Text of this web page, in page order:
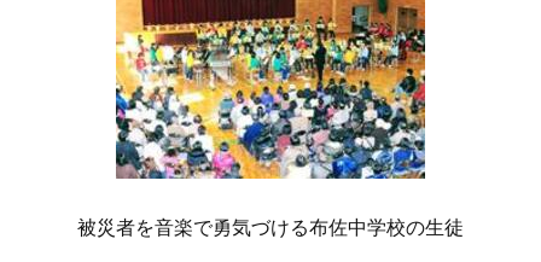
被災者を音楽で勇気づける布佐中学校の生徒